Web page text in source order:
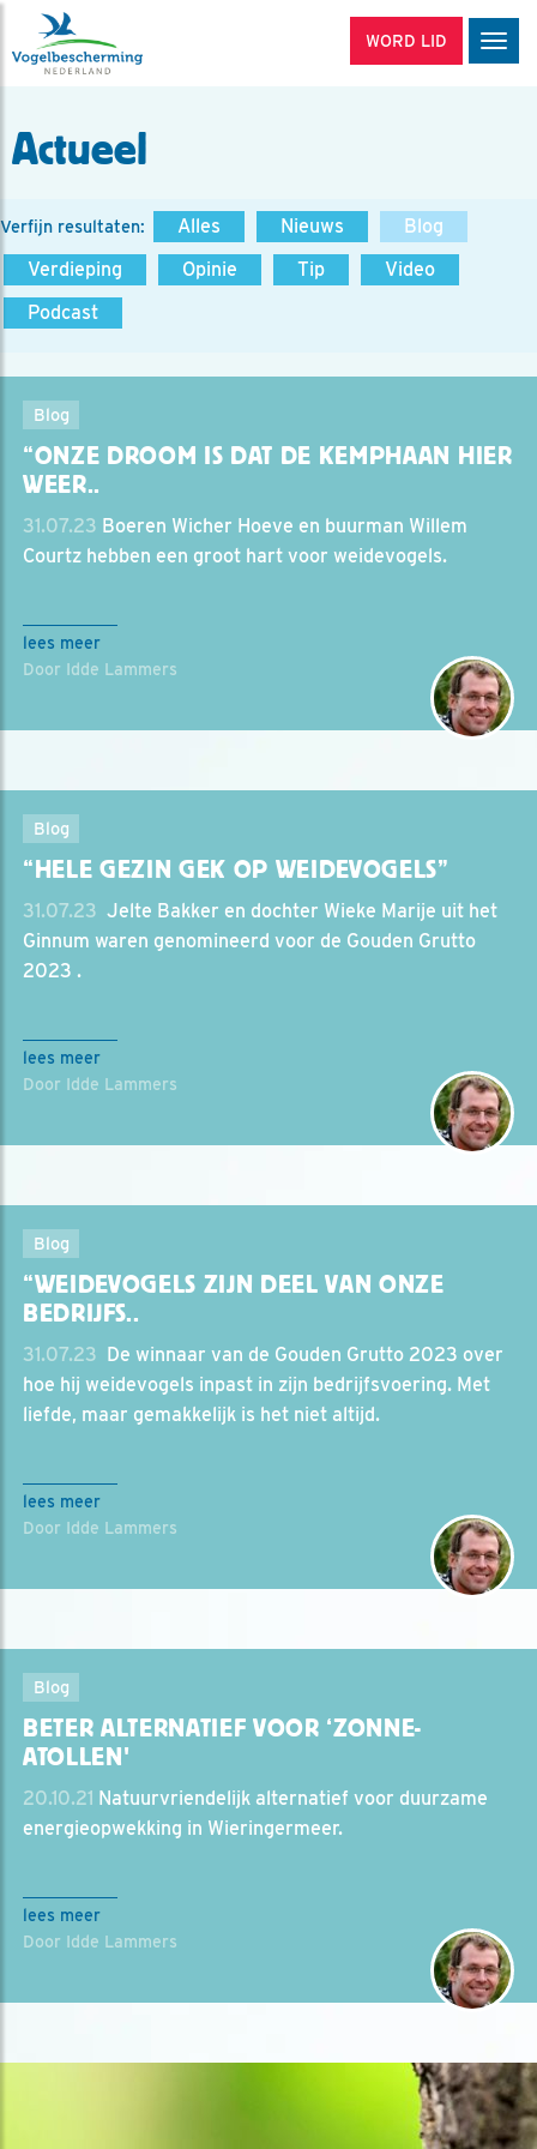
WORD LID
Actueel
Verfijn resultaten: Alles Nieuws
Blog
Verdieping
Opinie Tip
Video
Podcast
Blog
“ONZE DROOM IS DAT DE KEMPHAAN HIER
WEER..
31.07.23 Boeren Wicher Hoeve en buurman Willem
Courtz hebben een groot hart voor weidevogels.
lees meer
Door Idde Lammers
Blog
“HELE GEZIN GEK OP WEIDEVOGELS”
31.07.23 ‎ Jelte Bakker en dochter Wieke Marije uit het
Ginnum waren genomineerd voor de Gouden Grutto
2023 .
lees meer
Door Idde Lammers
Blog
“WEIDEVOGELS ZIJN DEEL VAN ONZE
BEDRIJFS..
31.07.23 ‎ De winnaar van de Gouden Grutto 2023 over
hoe hij weidevogels inpast in zijn bedrijfsvoering. Met
liefde, maar gemakkelijk is het niet altijd.
lees meer
Door Idde Lammers
Blog
BETER ALTERNATIEF VOOR ‘ZONNE-
ATOLLEN'
20.10.21 Natuurvriendelijk alternatief voor duurzame
energieopwekking in Wieringermeer.
lees meer
Door Idde Lammers